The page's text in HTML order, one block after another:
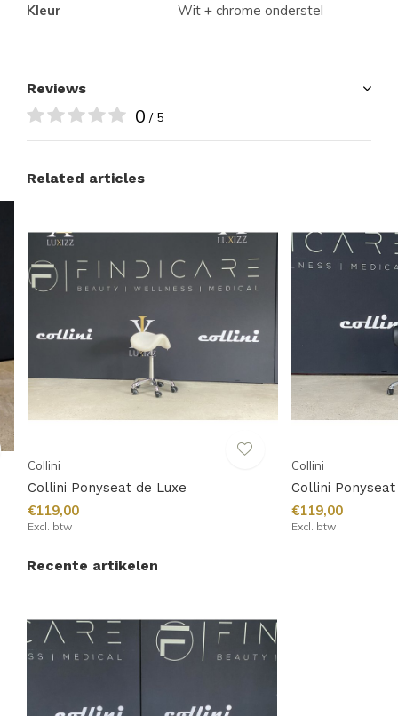
Kleur
Wit + chrome onderstel
Reviews
0 / 5
Related articles
Collini
Collini Ponyseat de Luxe
€119,00
Excl. btw
Collini
Collini
€119,00
Excl. btw
Recente artikelen